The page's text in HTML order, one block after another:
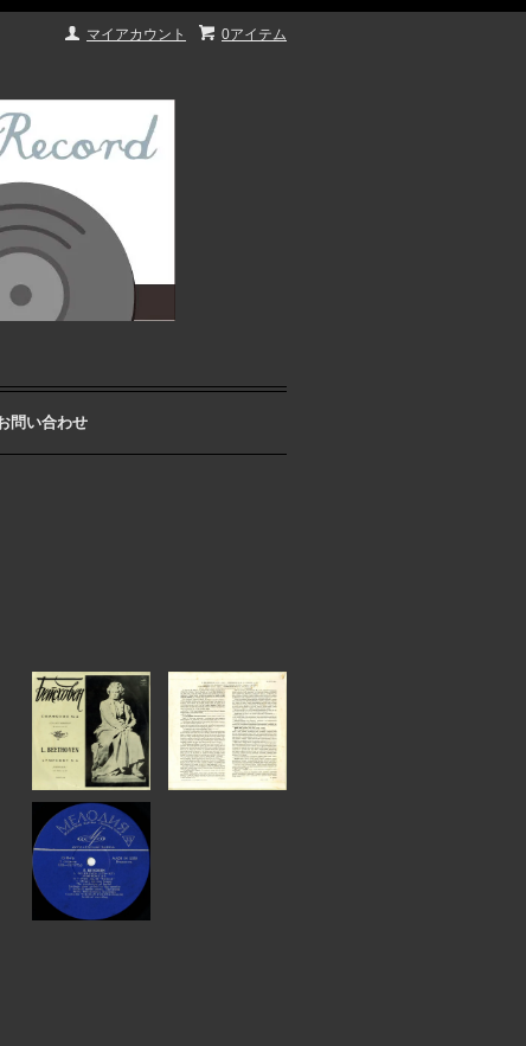
0アイテム
マイアカウント
問い合わせ